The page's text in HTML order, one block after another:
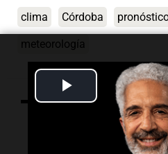
Play
Video
clima Córdoba
meteorología
Lo